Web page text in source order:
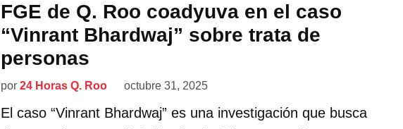
FGE de Q. Roo coadyuva en el caso
“Vinrant Bhardwaj” sobre trata de
personas
por 24 Horas Q. Roo octubre 31, 2025
El caso “Vinrant Bhardwaj” es una investigación que busca